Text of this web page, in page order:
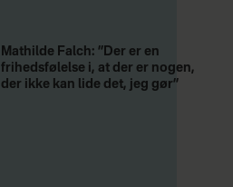
Mathilde Falch: ”Der er en
frihedsfølelse i, at der er nogen,
der ikke kan lide det, jeg gør”